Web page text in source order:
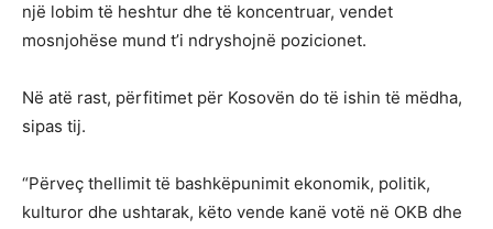
një lobim të heshtur dhe të koncentruar, vendet
mosnjohëse mund t’i ndryshojnë pozicionet.
Në atë rast, përfitimet për Kosovën do të ishin të mëdha,
sipas tij.
“Përveç thellimit të bashkëpunimit ekonomik, politik,
kulturor dhe ushtarak, këto vende kanë votë në OKB dhe